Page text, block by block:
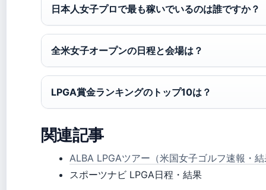
日本人女子プロで最も稼いでいるのは誰ですか？
全米女子オープンの日程と会場は？
LPGA賞金ランキングのトップ10は？
関連記事
ALBA LPGAツアー（米国女子ゴルフ速報・
スポーツナビ LPGA日程・結果